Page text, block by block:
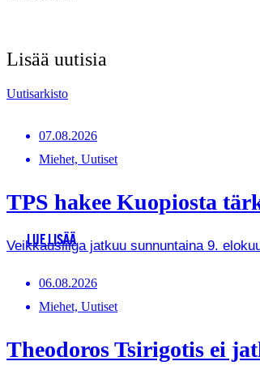
Lisää uutisia
Uutisarkisto
07.08.2026
Miehet, Uutiset
TPS hakee Kuopiosta
Veikkausliiga jatkuu sunnuntaina 9.
LUE LISÄÄ
06.08.2026
Miehet, Uutiset
Theodoros Tsirigotis ei